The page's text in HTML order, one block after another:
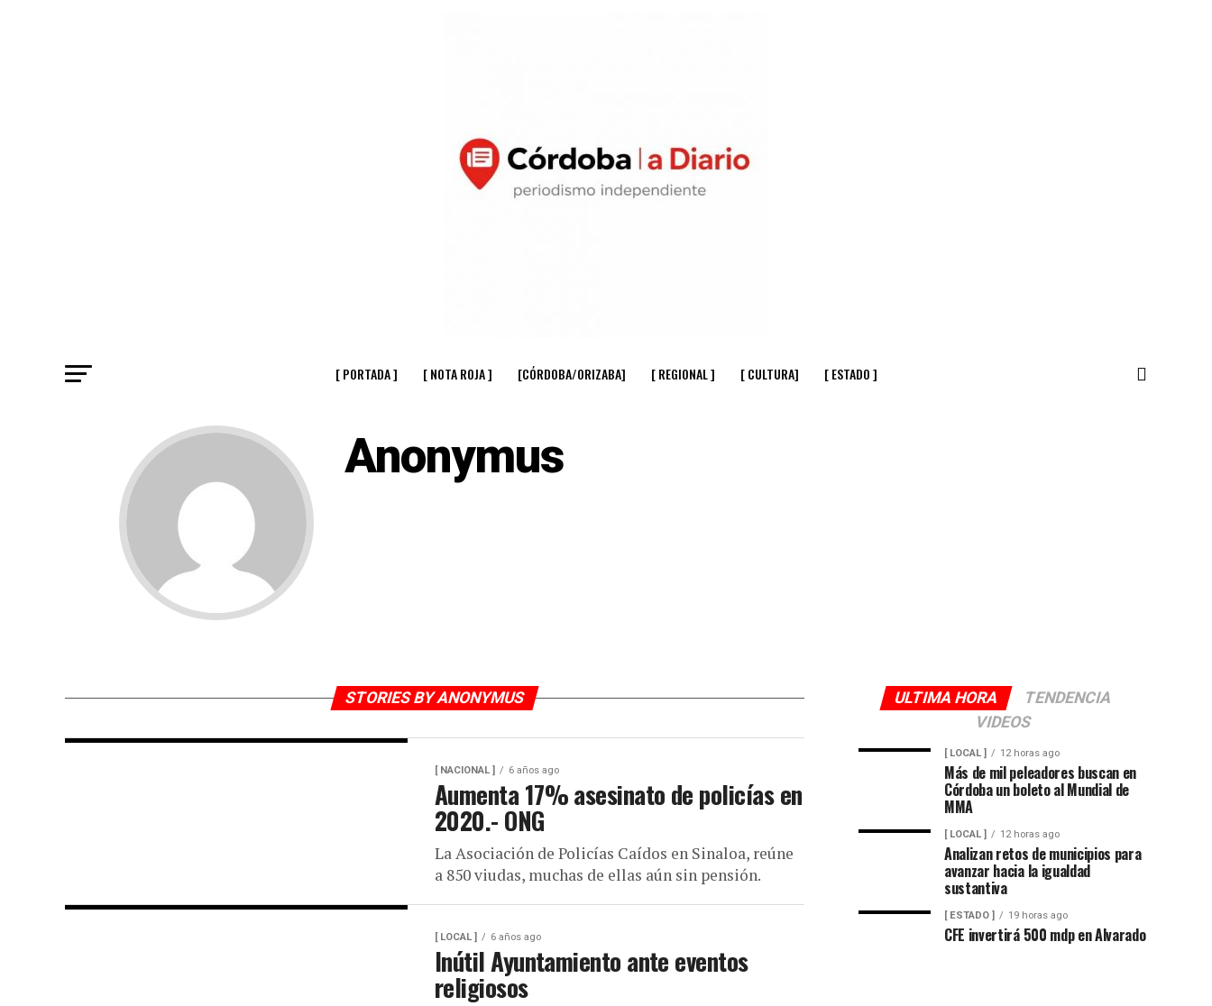
[ PORTADA ] [ NOTA ROJA ] [CÓRDOBA/ORIZABA] [ REGIONAL ] [ CULTURA] [ ESTADO ]
Anonymus
STORIES BY ANONYMUS
[ NACIONAL ] 6 años ago
Aumenta 17% asesinato de policías en
2020.- ONG
La Asociación de Policías Caídos en Sinaloa, reúne
a 850 viudas, muchas de ellas aún sin pensión.
[ LOCAL ] 6 años ago
Inútil Ayuntamiento ante eventos
religiosos
ULTIMA HORA
TENDENCIA
VIDEOS
[ LOCAL ] 12 horas ago
Más de mil peleadores buscan en
Córdoba un boleto al Mundial de
MMA
[ LOCAL ] 12 horas ago
Analizan retos de municipios para
avanzar hacia la igualdad
sustantiva
[ ESTADO ] 19 horas ago
CFE invertirá 500 mdp en Alvarado